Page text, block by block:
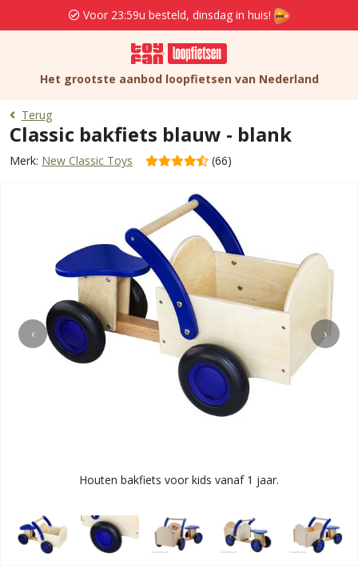
Voor 23:59u besteld, dinsdag in huis!
Het grootste aanbod loopfietsen van Nederland
Terug
Classic bakfiets blauw - blank
Merk: New Classic Toys (66)
‹ ›
Houten bakfiets voor kids vanaf 1 jaar.